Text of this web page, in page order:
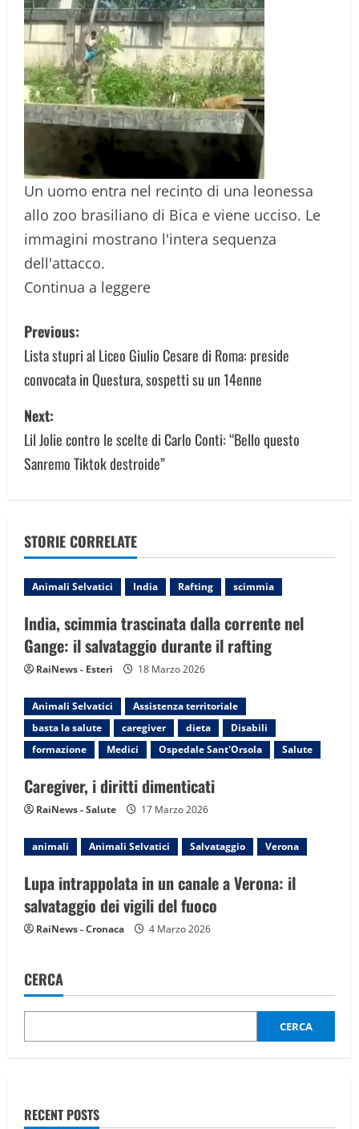
Un uomo entra nel recinto di una leonessa
allo zoo brasiliano di Bica e viene ucciso. Le
immagini mostrano l'intera sequenza
dell'attacco.
Continua a leggere
P
o
s
t
n
i
g
a
t
i
o
n
Previous:
Lista stupri al Liceo Giulio Cesare di Roma: preside
convocata in Questura, sospetti su un 14enne
Next:
Lil Jolie contro le scelte di Carlo Conti: “Bello questo
Sanremo Tiktok destroide”
STORIE CORRELATE
Animali Selvatici India Rafting scimmia
India, scimmia trascinata dalla corrente nel
Gange: il salvataggio durante il rafting
RaiNews - Esteri 18 Marzo 2026
Animali Selvatici
Assistenza territoriale
basta la salute
caregiver dieta
Disabili
formazione
Medici Ospedale Sant'Orsola Salute
Caregiver, i diritti dimenticati
RaiNews - Salute 17 Marzo 2026
animali Animali Selvatici Salvataggio Verona
Lupa intrappolata in un canale a Verona: il
salvataggio dei vigili del fuoco
RaiNews - Cronaca 4 Marzo 2026
CERCA
CERCA
RECENT POSTS